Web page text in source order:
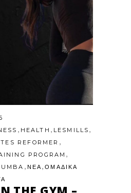
, HEALTH , LESMILLS ,
REFORMER ,
PROGRAM ,
, ΝΕΑ,ΟΜΑΔΙΚΑ